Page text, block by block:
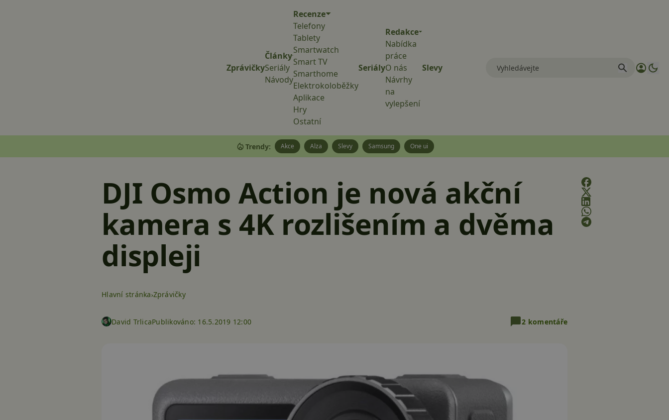
Zprávičky
Články
Seriály
Návody
Recenze
Telefony
Tablety
Smartwatch
Smart TV
Smarthome
Elektrokoloběžky
Aplikace
Hry
Ostatní
Seriály
Redakce
Nabídka
práce
O nás
Návrhy
na
vylepšení
Slevy
Trendy: Akce Alza Slevy Samsung One ui
DJI Osmo Action je nová akční
kamera s 4K rozlišením a dvěma
displeji
Hlavní stránka Zprávičky
David TrlicaPublikováno: 16.5.2019 12:00 2 komentáře